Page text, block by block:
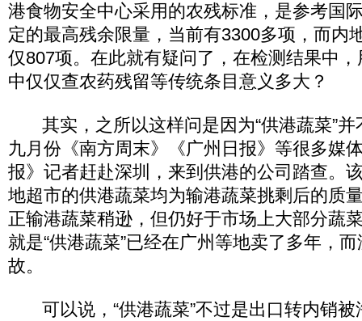
港食物安全中心采用的农残标准，是参考国
定的最高残余限量，当前有3300多项，而内
仅807项。在此就有疑问了，在检测结果中
中仅仅查农药残留等传统条目意义多大？
其实，之所以这样问是因为“供港蔬菜”并
九月份《南方周末》《广州日报》等很多媒
报》记者赶赴深圳，来到供港的公司踏查。
地超市的供港蔬菜均为输港蔬菜挑剩后的质
正输港蔬菜稍逊，但仍好于市场上大部分蔬
就是“供港蔬菜”已经在广州等地卖了多年，
故。
可以说，“供港蔬菜”不过是出口转内销被